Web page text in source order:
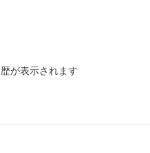
が表示されます